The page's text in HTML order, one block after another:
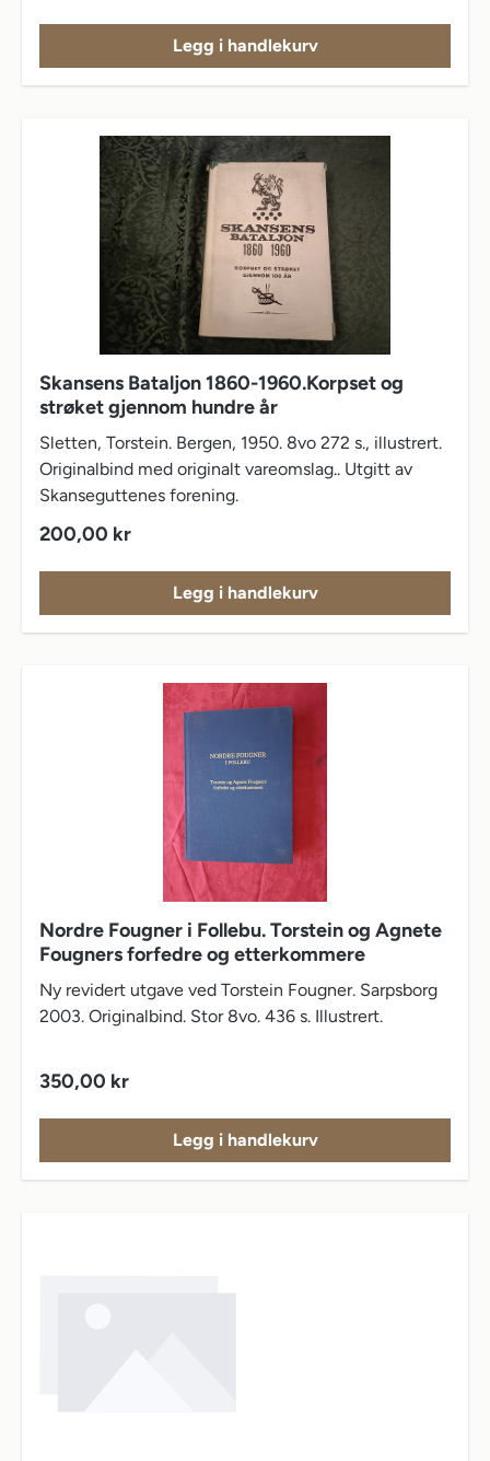
Legg i handlekurv
Skansens Bataljon 1860-1960.Korpset og
strøket gjennom hundre år
Sletten, Torstein. Bergen, 1950. 8vo 272 s., illustrert.
Originalbind med originalt vareomslag.. Utgitt av
Skanseguttenes forening.
Vanlig pris:
200,00 kr
Legg i handlekurv
Nordre Fougner i Follebu. Torstein og Agnete
Fougners forfedre og etterkommere
Ny revidert utgave ved Torstein Fougner. Sarpsborg
2003. Originalbind. Stor 8vo. 436 s. Illustrert.
Vanlig pris:
350,00 kr
Legg i handlekurv